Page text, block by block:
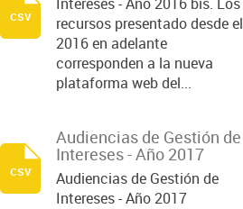
recursos presentado desde el
2016 en adelante
corresponden a la nueva
plataforma web del...
csv
Audiencias de Gestión de
Intereses - Año 2017
Audiencias de Gestión de
Intereses - Año 2017
csv